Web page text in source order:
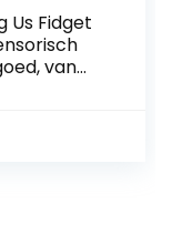
Us Fidget
van